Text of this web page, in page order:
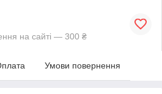
на сайті — 300 ₴
Умови повернення